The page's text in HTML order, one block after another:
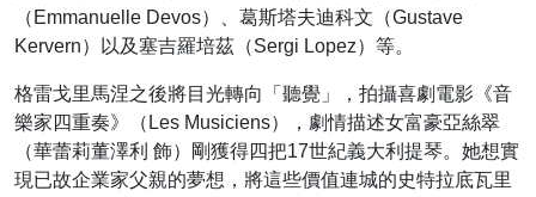
（Emmanuelle Devos）、葛斯塔夫迪科文（Gustave
Kervern）以及塞吉羅培茲（Sergi Lopez）等。
格雷戈里馬涅之後將目光轉向「聽覺」，拍攝喜劇電影《音
樂家四重奏》（Les Musiciens），劇情描述女富豪亞絲翠
（華蕾莉董澤利 飾）剛獲得四把17世紀義大利提琴。她想實
現已故企業家父親的夢想，將這些價值連城的史特拉底瓦里